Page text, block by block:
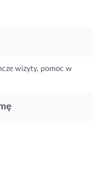
wizyty, pomoc w